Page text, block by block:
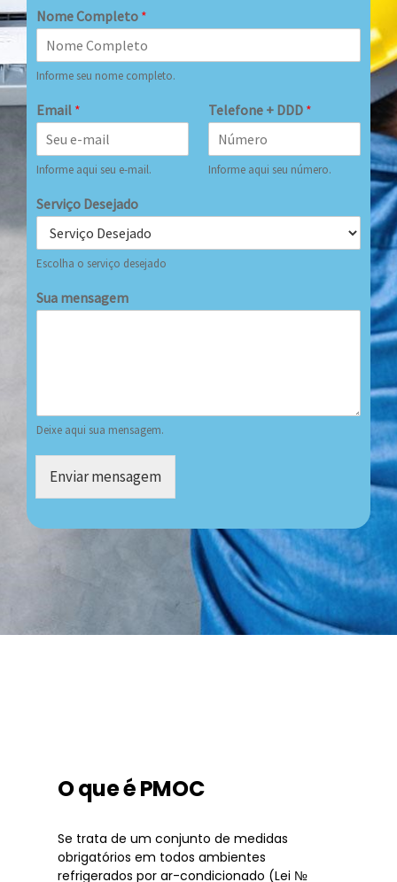
Nome Completo *
Informe seu nome completo.
Email *
Informe aqui seu e-mail.
Telefone + DDD *
Informe aqui seu número.
Serviço Desejado
Escolha o serviço desejado
Sua mensagem
Deixe aqui sua mensagem.
Enviar mensagem
O que é PMOC
Se trata de um conjunto de medidas
obrigatórios em todos ambientes
refrigerados por ar-condicionado (Lei №